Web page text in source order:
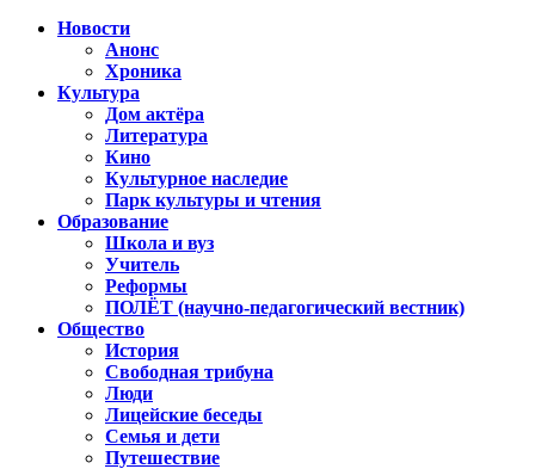
Новости
Анонс
Хроника
Культура
Дом актёра
Литература
Кино
Культурное наследие
Парк культуры и чтения
Образование
Школа и вуз
Учитель
Реформы
ПОЛЁТ (научно-педагогический вестник)
Общество
История
Свободная трибуна
Люди
Лицейские беседы
Семья и дети
Путешествие